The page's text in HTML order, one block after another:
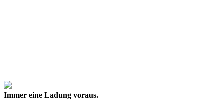
Immer eine Ladung voraus.